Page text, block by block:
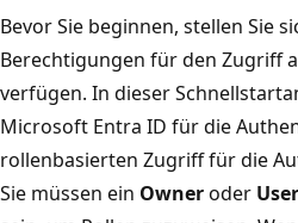
Bevor Sie beginnen, stellen Sie
Berechtigungen für den Zugriff
verfügen. In dieser
Microsoft Entra ID für die
rollenbasierten Zugriff für die
Sie müssen ein Owneroder